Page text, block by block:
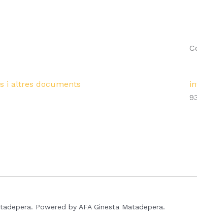
i altres documents
Powered by AFA Ginesta Matadepera.